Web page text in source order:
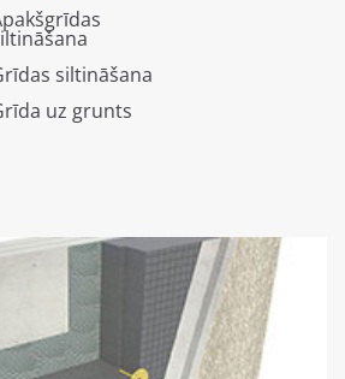
siltināšana
uz grunts